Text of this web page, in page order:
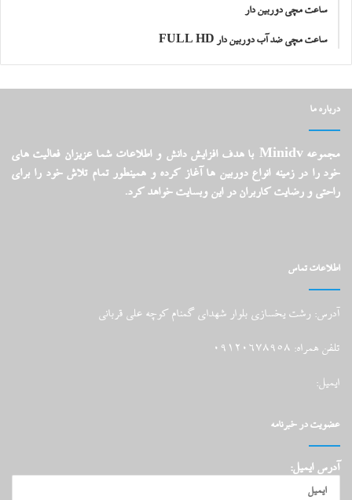
ساعت مچی دوربین دار
ساعت مچی ضد آب دوربین دار FULL HD
درباره ما
مجموعه Minidv با هدف افزایش دانش و اطلاعات شما عزیزان فعالیت های
خود را در زمینه انواع دوربین ها آغاز کرده و همینطور تمام تلاش خود را برای
راحتی و رضایت کاربران در این وبسایت خواهد کرد.
اطلاعات تماس
آدرس: رشت یخسازی بلوار شهدای گمنام کوچه علی قربانی
تلفن همراه: 09120678958
ایمیل:
عضویت در خبرنامه
آدرس ایمیل: